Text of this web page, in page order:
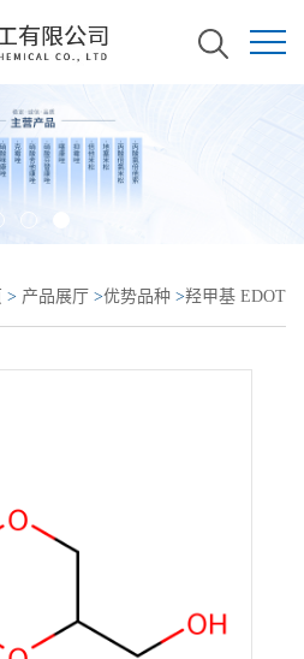
> 产品展厅 >优势品种 >羟甲基 EDOT